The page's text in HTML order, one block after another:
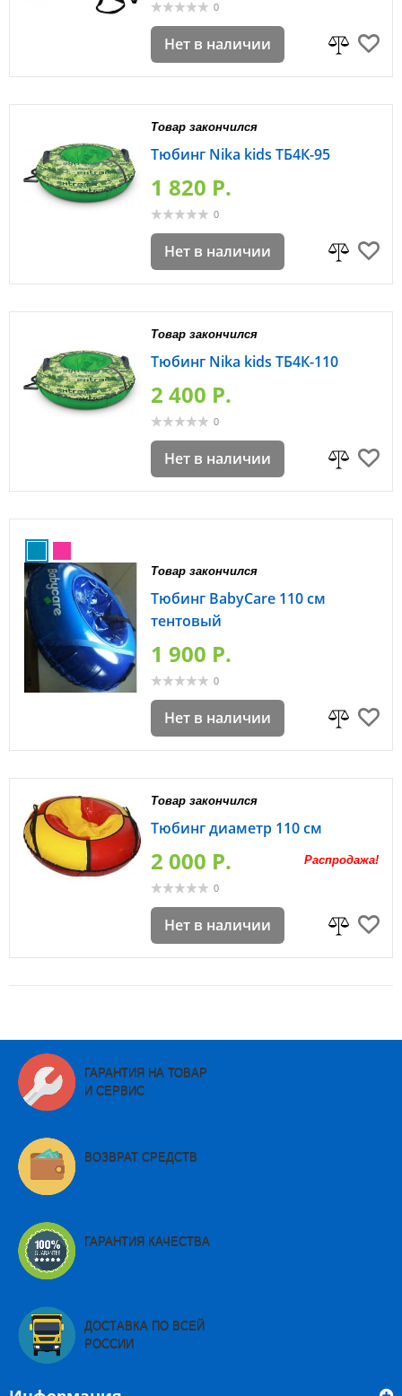
0
Нет в наличии
Товар закончился
Тюбинг Nika kids ТБ4К-95
1 820 P.
0
Нет в наличии
Товар закончился
Тюбинг Nika kids ТБ4К-110
2 400 P.
0
Нет в наличии
Товар закончился
Тюбинг BabyCare 110 см
тентовый
1 900 P.
0
Нет в наличии
Товар закончился
Тюбинг диаметр 110 см
Распродажа!
2 000 P.
0
Нет в наличии
ГАРАНТИЯ НА ТОВАР
И СЕРВИС
ВОЗВРАТ СРЕДСТВ
ГАРАНТИЯ КАЧЕСТВА
ДОСТАВКА ПО ВСЕЙ
РОССИИ